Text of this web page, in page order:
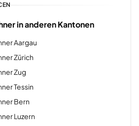
in anderen Kantonen
Aargau
Zürich
Zug
Tessin
Bern
Luzern